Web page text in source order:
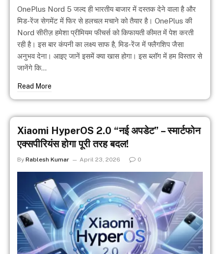
OnePlus Nord 5 जल्द ही भारतीय बाजार में दस्तक देने वाला है और
मिड-रेंज सेगमेंट में फिर से हलचल मचाने को तैयार है। OnePlus की
Nord सीरीज़ हमेशा प्रीमियम फीचर्स को किफायती कीमत में पेश करती
रही है। इस बार कंपनी का लक्ष्य साफ है, मिड-रेंज में फ्लैगशिप जैसा
अनुभव देना। आइए जानें इसमें क्या खास होगा। इस ब्लॉग में हम विस्तार से
जानेंगे कि…
Read More
Xiaomi HyperOS 2.0 “नई अपडेट” – स्मार्टफोन
एक्सपीरियंस होगा पूरी तरह बदल!
By Rablesh Kumar April 23, 2026 0